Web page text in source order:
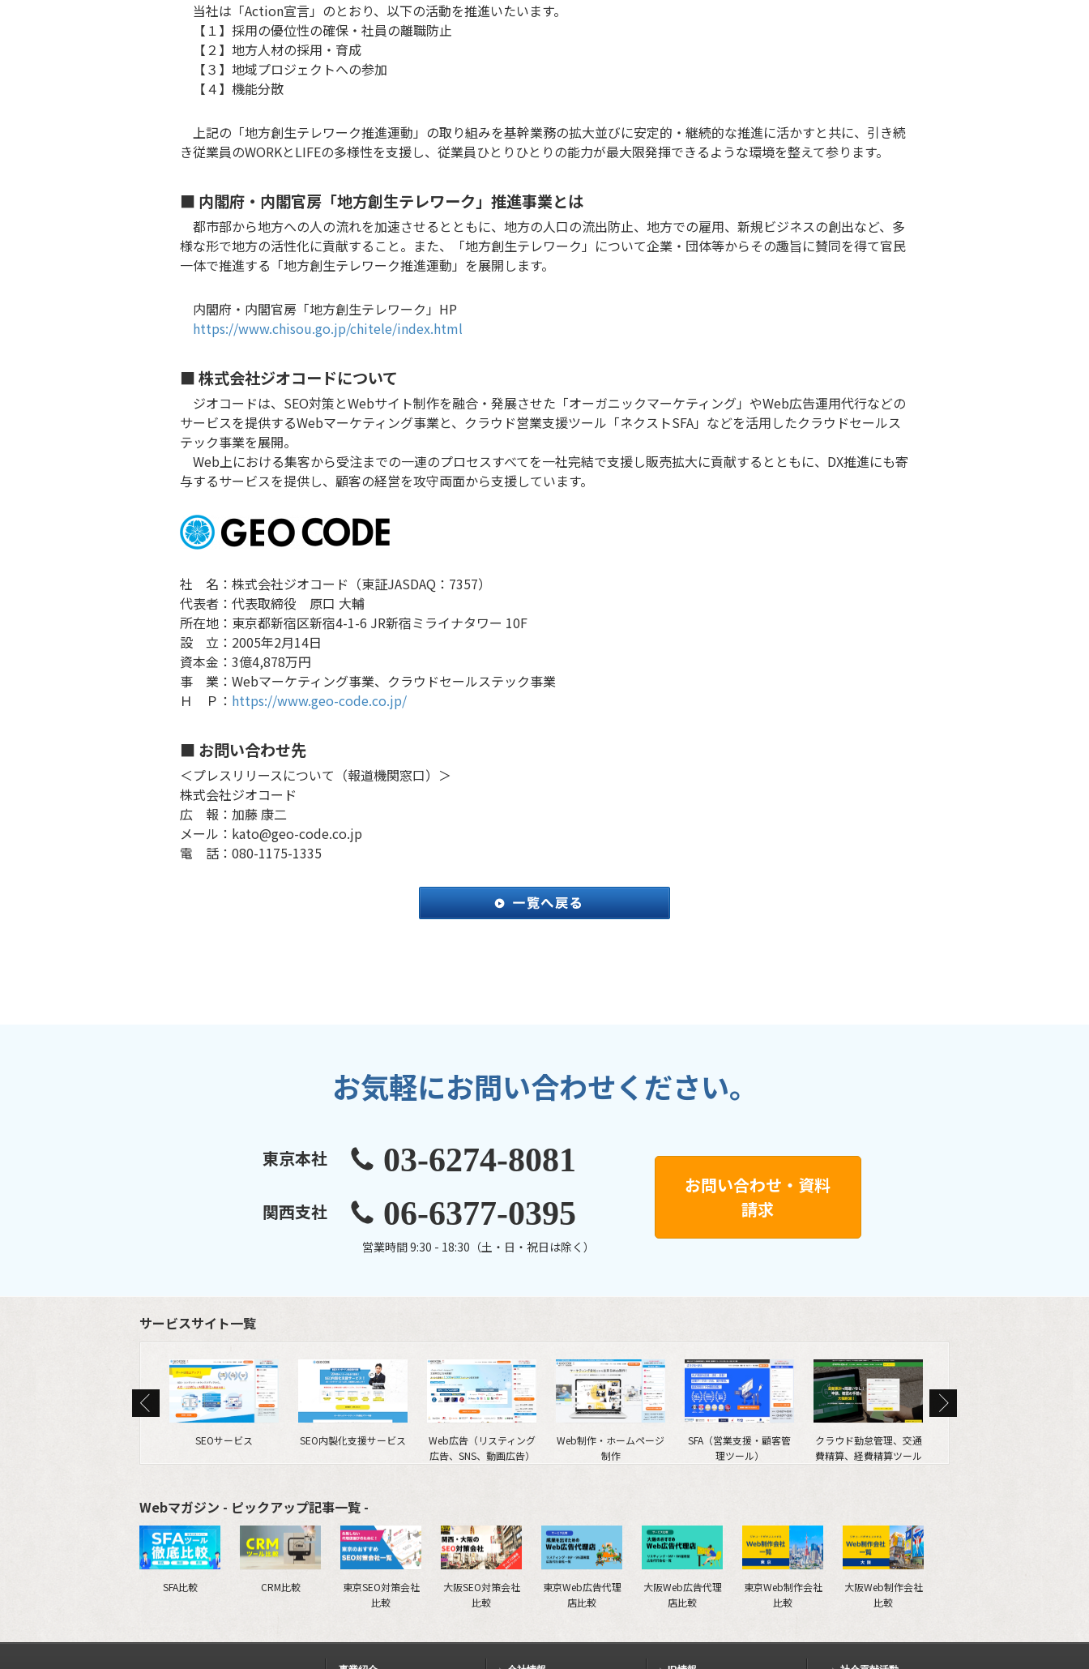
当社は「Action宣言」のとおり、以下の活動を推進いたいます。
【１】採用の優位性の確保・社員の離職防止
【２】地方人材の採用・育成
【３】地域プロジェクトへの参加
【４】機能分散
上記の「地方創生テレワーク推進運動」の取り組みを基幹業務の拡大並びに安定的・継続的な推進に活かすと共に、引き続
き従業員のWORKとLIFEの多様性を支援し、従業員ひとりひとりの能力が最大限発揮できるような環境を整えて参ります。
■ 内閣府・内閣官房「地方創生テレワーク」推進事業とは
都市部から地方への人の流れを加速させるとともに、地方の人口の流出防止、地方での雇用、新規ビジネスの創出など、多
様な形で地方の活性化に貢献すること。また、「地方創生テレワーク」について企業・団体等からその趣旨に賛同を得て官民
一体で推進する「地方創生テレワーク推進運動」を展開します。
内閣府・内閣官房「地方創生テレワーク」HP
https://www.chisou.go.jp/chitele/index.html
■ 株式会社ジオコードについて
ジオコードは、SEO対策とWebサイト制作を融合・発展させた「オーガニックマーケティング」やWeb広告運用代行などの
サービスを提供するWebマーケティング事業と、クラウド営業支援ツール「ネクストSFA」などを活用したクラウドセールス
テック事業を展開。
Web上における集客から受注までの一連のプロセスすべてを一社完結で支援し販売拡大に貢献するとともに、DX推進にも寄
与するサービスを提供し、顧客の経営を攻守両面から支援しています。
社 名：株式会社ジオコード（東証JASDAQ：7357）
代表者：代表取締役 原口 大輔
所在地：東京都新宿区新宿4-1-6 JR新宿ミライナタワー 10F
設 立：2005年2月14日
資本金：3億4,878万円
事 業：Webマーケティング事業、クラウドセールステック事業
Ｈ Ｐ： https://www.geo-code.co.jp/
■ お問い合わせ先
＜プレスリリースについて（報道機関窓口）＞
株式会社ジオコード
広 報：加藤 康二
メール：kato@geo-code.co.jp
電 話：080-1175-1335
お気軽にお問い合わせください。
東京本社 03-6274-8081
関西支社 06-6377-0395
営業時間 9:30 - 18:30（土・日・祝日は除く）
お問い合わせ・資料
請求
サービスサイト一覧
SEOサービス SEO内製化支援サービス
Web広告（リスティング
広告、SNS、動画広告）
Web制作・ホームページ
制作
SFA（営業支援・顧客管
理ツール）
クラウド勤怠管理、交通
費精算、経費精算ツール
Webマガジン - ピックアップ記事一覧 -
SFA比較 CRM比較
東京SEO対策会社
比較
大阪SEO対策会社
比較
東京Web広告代理
店比較
大阪Web広告代理
店比較
東京Web制作会社
比較
大阪Web制作会社
比較